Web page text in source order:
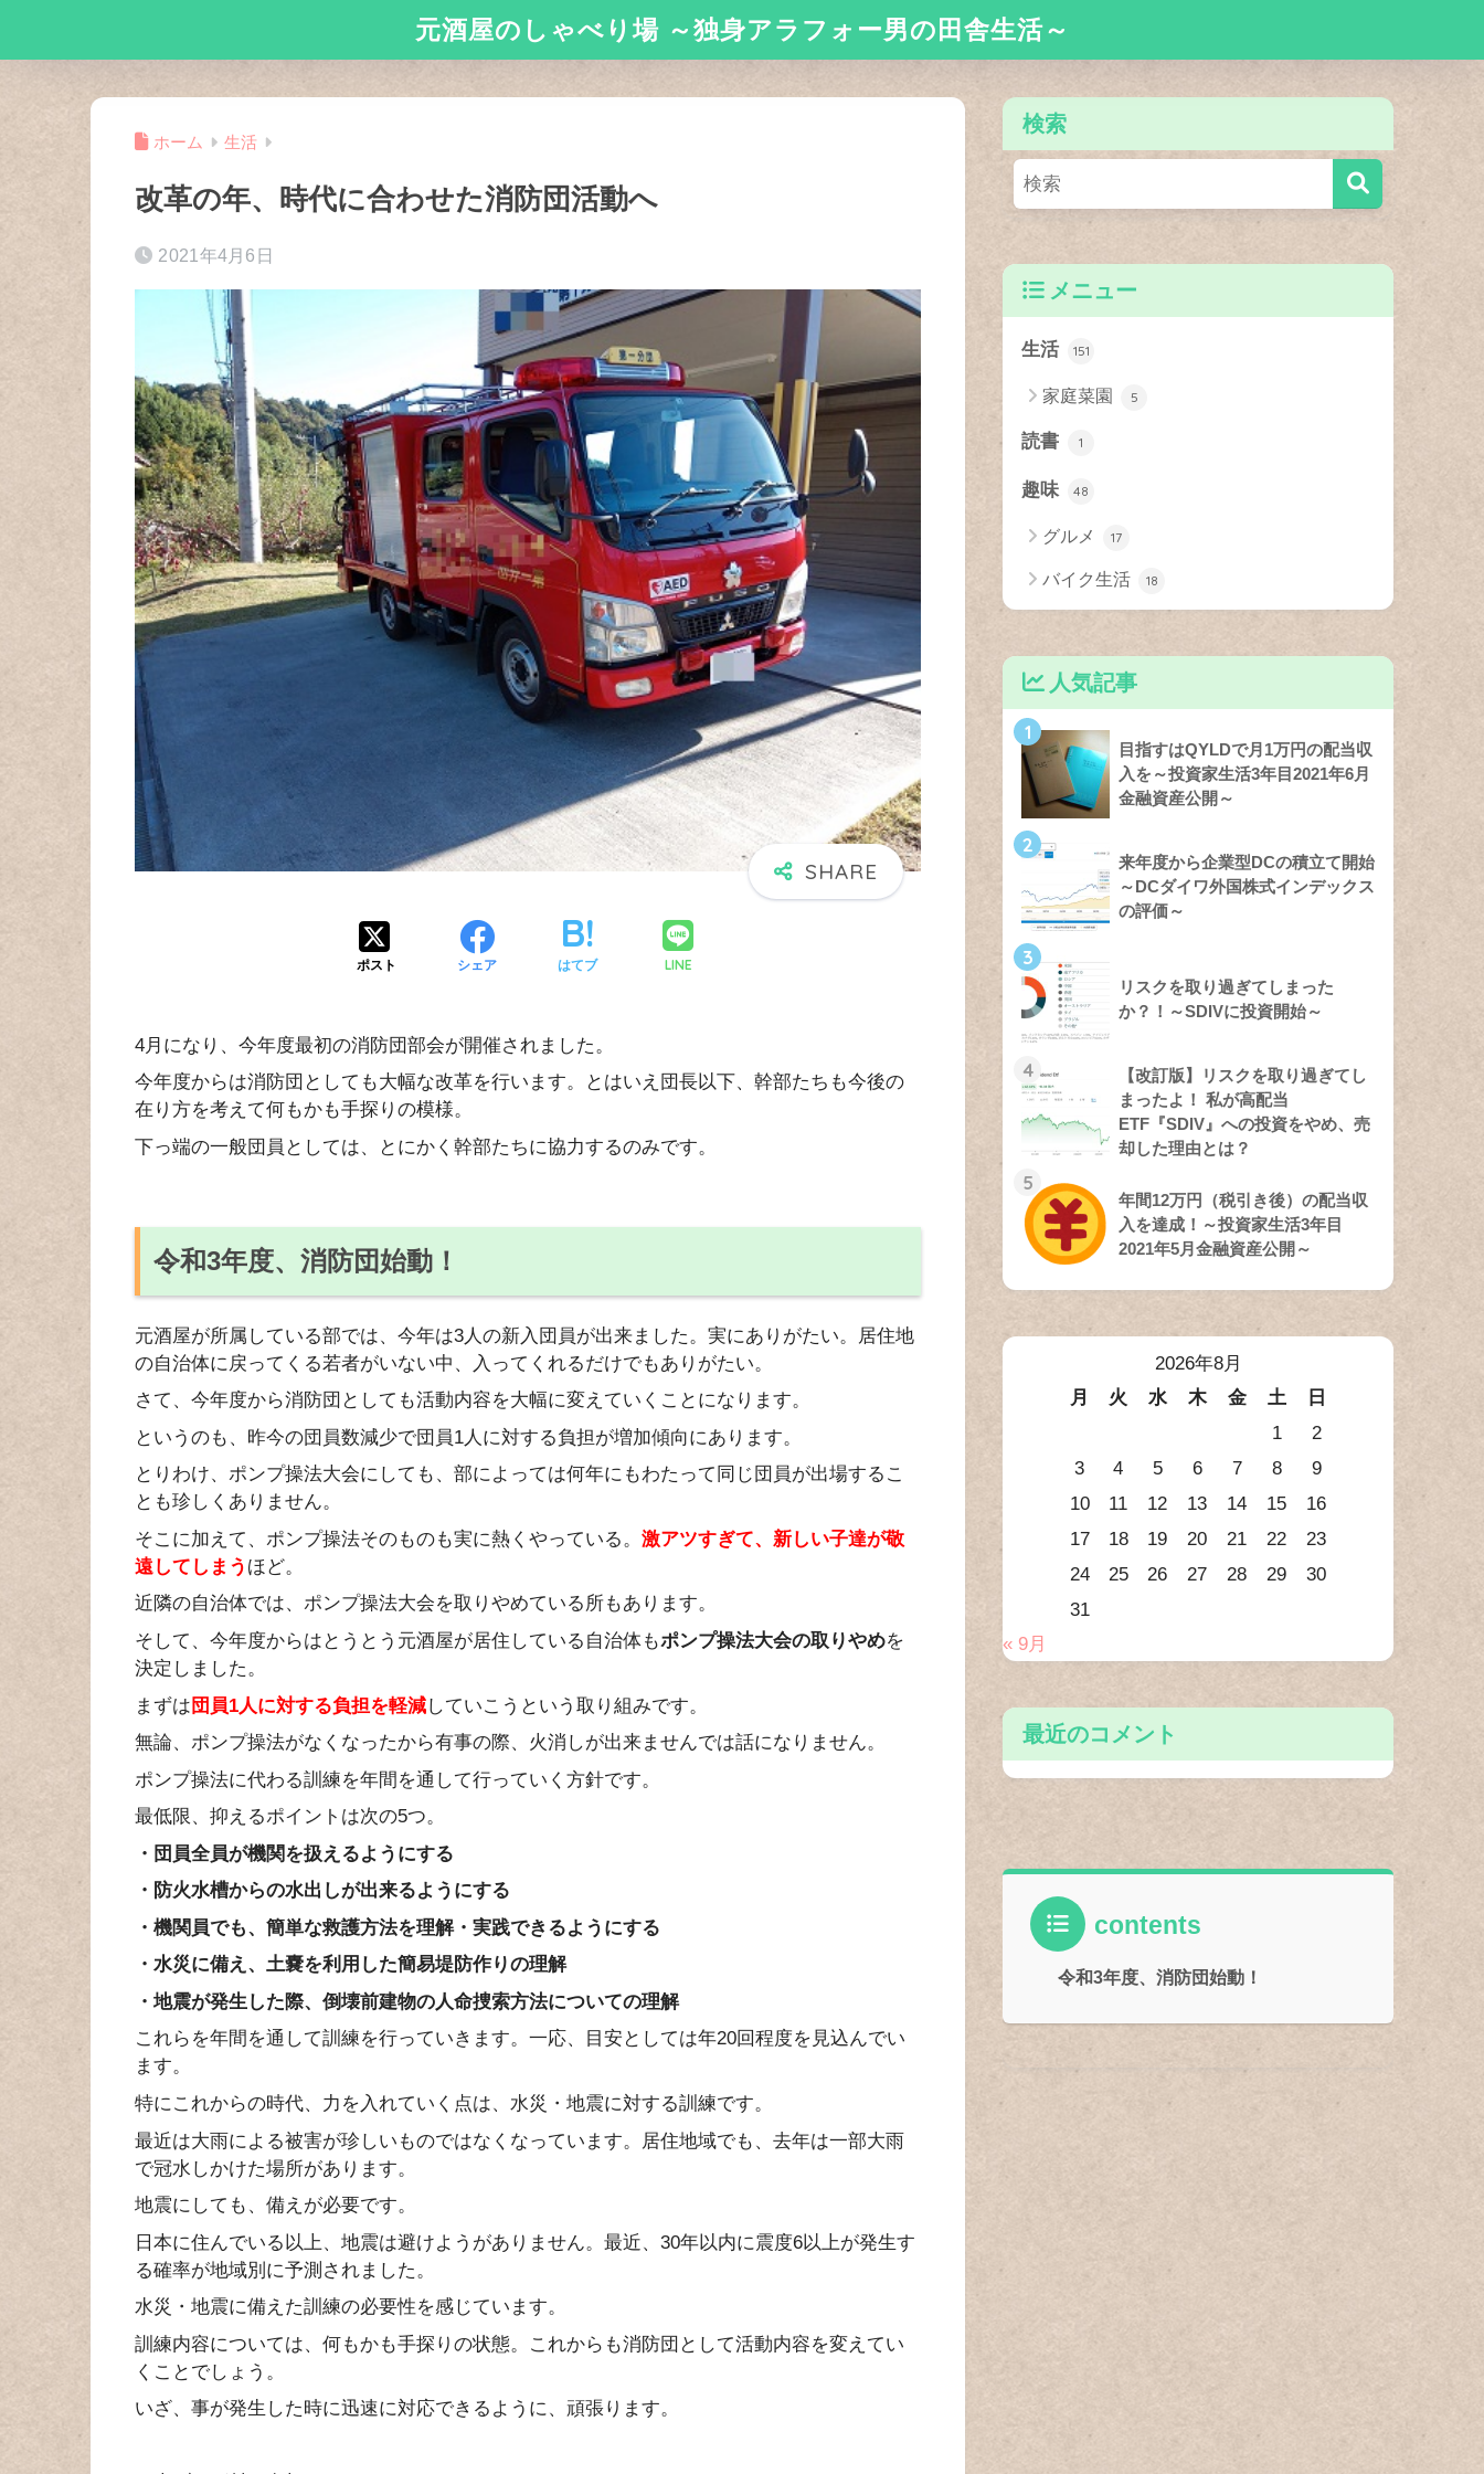
元酒屋のしゃべり場 ～独身アラフォー男の田舎生活～
ホーム 生活
改革の年、時代に合わせた消防団活動へ
2021年4月6日
ポスト シェア はてブ LINE
4月になり、今年度最初の消防団部会が開催されました。
今年度からは消防団としても大幅な改革を行います。とはいえ団長以下、幹部たちも今後の
在り方を考えて何もかも手探りの模様。
下っ端の一般団員としては、とにかく幹部たちに協力するのみです。
令和3年度、消防団始動！
元酒屋が所属している部では、今年は3人の新入団員が出来ました。実にありがたい。居住地
の自治体に戻ってくる若者がいない中、入ってくれるだけでもありがたい。
さて、今年度から消防団としても活動内容を大幅に変えていくことになります。
というのも、昨今の団員数減少で団員1人に対する負担が増加傾向にあります。
とりわけ、ポンプ操法大会にしても、部によっては何年にもわたって同じ団員が出場するこ
とも珍しくありません。
そこに加えて、ポンプ操法そのものも実に熱くやっている。 激アツすぎて、新しい子達が敬
遠してしまう ほど。
近隣の自治体では、ポンプ操法大会を取りやめている所もあります。
そして、今年度からはとうとう元酒屋が居住している自治体もポンプ操法大会の取りやめを
決定しました。
まずは 団員1人に対する負担を軽減していこうという取り組みです。
無論、ポンプ操法がなくなったから有事の際、火消しが出来ませんでは話になりません。
ポンプ操法に代わる訓練を年間を通して行っていく方針です。
最低限、抑えるポイントは次の5つ。
・団員全員が機関を扱えるようにする
・防火水槽からの水出しが出来るようにする
・機関員でも、簡単な救護方法を理解・実践できるようにする
・水災に備え、土嚢を利用した簡易堤防作りの理解
・地震が発生した際、倒壊前建物の人命捜索方法についての理解
これらを年間を通して訓練を行っていきます。一応、目安としては年20回程度を見込んでい
ます。
特にこれからの時代、力を入れていく点は、水災・地震に対する訓練です。
最近は大雨による被害が珍しいものではなくなっています。居住地域でも、去年は一部大雨
で冠水しかけた場所があります。
地震にしても、備えが必要です。
日本に住んでいる以上、地震は避けようがありません。最近、30年以内に震度6以上が発生す
る確率が地域別に予測されました。
水災・地震に備えた訓練の必要性を感じています。
訓練内容については、何もかも手探りの状態。これからも消防団として活動内容を変えてい
くことでしょう。
いざ、事が発生した時に迅速に対応できるように、頑張ります。
検索
メニュー
生活 151
家庭菜園 5
読書 1
趣味 48
グルメ 17
バイク生活 18
人気記事
1
目指すはQYLDで月1万円の配当収
入を～投資家生活3年目2021年6月
金融資産公開～
2
来年度から企業型DCの積立て開始
～DCダイワ外国株式インデックス
の評価～
3
リスクを取り過ぎてしまった
か？！～SDIVに投資開始～
4
【改訂版】リスクを取り過ぎてし
まったよ！ 私が高配当
ETF『SDIV』への投資をやめ、売
却した理由とは？
5
年間12万円（税引き後）の配当収
入を達成！～投資家生活3年目
2021年5月金融資産公開～
2026年8月
月
火 水 木 金 土
日
1
2
3
4 5 6 7 8
9
10
11 12 13 14 15
16
17
18 19 20 21 22
23
24
25 26 27 28 29
30
31
« 9月
最近のコメント
contents
令和3年度、消防団始動！